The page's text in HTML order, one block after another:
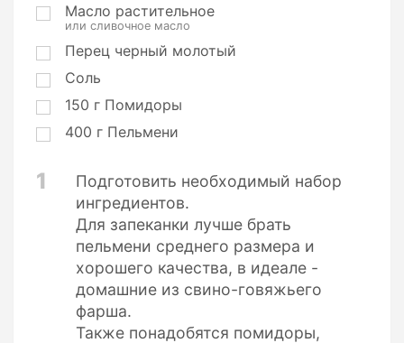
и
Масло растительное
или сливочное масло
Перец черный молотый
Соль
150 г Помидоры
400 г Пельмени
1
Подготовить необходимый набор
ингредиентов.
Для запеканки лучше брать
пельмени среднего размера и
хорошего качества, в идеале -
домашние из свино-говяжьего
фарша.
Также понадобятся помидоры,